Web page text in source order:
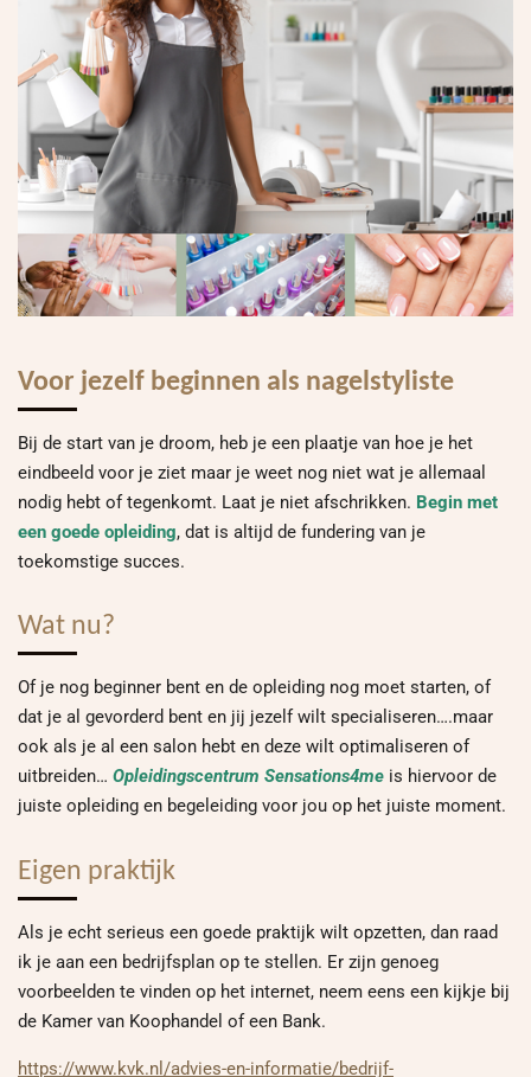
Voor jezelf beginnen als nagelstyliste
Bij de start van je droom, heb je een plaatje van hoe je het
eindbeeld voor je ziet maar je weet nog niet wat je allemaal
nodig hebt of tegenkomt. Laat je niet afschrikken. Begin met
een goede opleiding, dat is altijd de fundering van je
toekomstige succes.
Wat nu?
Of je nog beginner bent en de opleiding nog moet starten, of
dat je al gevorderd bent en jij jezelf wilt specialiseren….maar
ook als je al een salon hebt en deze wilt optimaliseren of
uitbreiden… Opleidingscentrum Sensations4me is hiervoor de
juiste opleiding en begeleiding voor jou op het juiste moment.
Eigen praktijk
Als je echt serieus een goede praktijk wilt opzetten, dan raad
ik je aan een bedrijfsplan op te stellen. Er zijn genoeg
voorbeelden te vinden op het internet, neem eens een kijkje bij
de Kamer van Koophandel of een Bank.
https://www.kvk.nl/advies-en-informatie/bedrijf-